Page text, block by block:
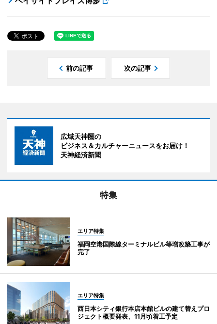
前の記事 次の記事
広域天神圏の
ビジネス＆カルチャーニュースをお届け！
天神経済新聞
特集
エリア特集
福岡空港国際線ターミナルビル等増改築工事が
完了
エリア特集
西日本シティ銀行本店本館ビルの建て替えプロ
ジェクト概要発表、11月頃着工予定